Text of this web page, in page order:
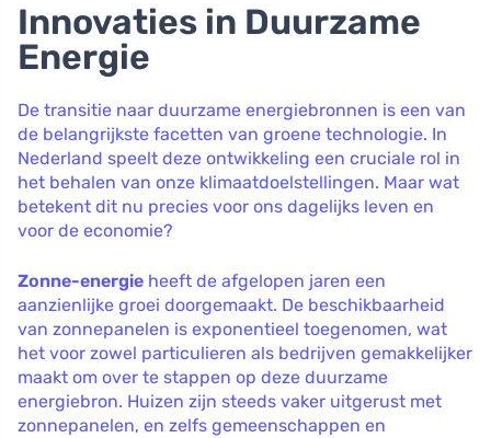
Innovaties in Duurzame
Energie
De transitie naar duurzame energiebronnen is een van
de belangrijkste facetten van groene technologie. In
Nederland speelt deze ontwikkeling een cruciale rol in
het behalen van onze klimaatdoelstellingen. Maar wat
betekent dit nu precies voor ons dagelijks leven en
voor de economie?
Zonne-energie heeft de afgelopen jaren een
aanzienlijke groei doorgemaakt. De beschikbaarheid
van zonnepanelen is exponentieel toegenomen, wat
het voor zowel particulieren als bedrijven gemakkelijker
maakt om over te stappen op deze duurzame
energiebron. Huizen zijn steeds vaker uitgerust met
zonnepanelen, en zelfs gemeenschappen en